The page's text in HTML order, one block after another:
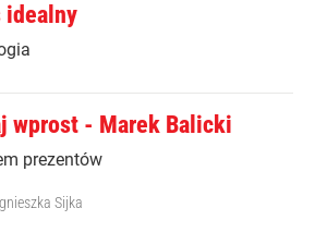
idealny
wprost - Marek Balicki
prezentów
Sijka